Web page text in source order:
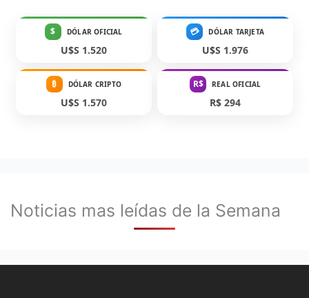
$ DÓLAR OFICIAL
U$S 1.520
💳 DÓLAR TARJETA
U$S 1.976
₿ DÓLAR CRIPTO
U$S 1.570
R$ REAL OFICIAL
R$ 294
Noticias mas leídas de la Semana